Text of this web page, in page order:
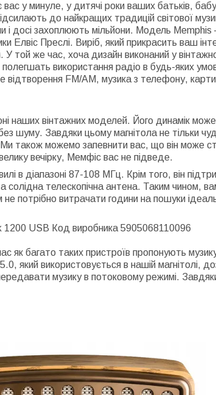
у минуле, у дитячі роки ваших батьків,
до найкращих традицій світової
і досі захоплюють мільйони. Модель Memphis
Елвіс Преслі. Виріб, який прикрасить ваш
той же час, хоча дизайн виконаний у
полегшать використання радіо в будь-яких
відтворення FM/AM, музика з телефону,
наших вінтажних моделей. Його динамік
шуму. Завдяки цьому магнітола не тільки
Ми також можемо запевнити вас, що він може
вечірку, Мемфіс вас не підведе.
в діапазоні 87-108 МГц. Крім того, він
солідна телескопічна антена. Таким чином,
не потрібно витрачати години на пошуки
USB Код виробника 5905068110096
як багато таких пристроїв пропонують
який використовується в нашій магнітолі,
музику в потоковому режимі.